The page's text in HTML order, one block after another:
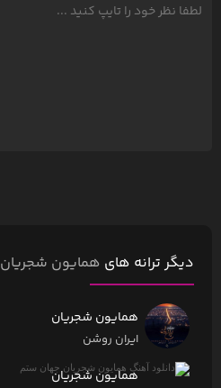
دیگر ترانه های همایون شجریان
همایون شجریان
ایران روشن
همایون شجریان